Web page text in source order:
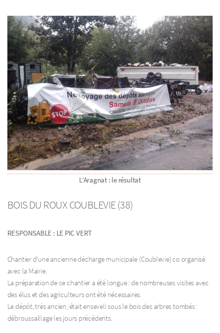
L’Aragnat : le résultat
BOIS DU ROUX COUBLEVIE (38)
RESPONSABLE : LE PIC VERT
Chantier d’une ancienne décharge municipale (Coublevie) co organisé
avec la Mairie.
La préparation de ce chantier a été longue : de nombreuses visites avec
des élus et des agriculteurs ont été nécessaires.
Le dépôt, très ancien, était enseveli sous le bois des arbres tombés :
débroussaillage les jours précédents.